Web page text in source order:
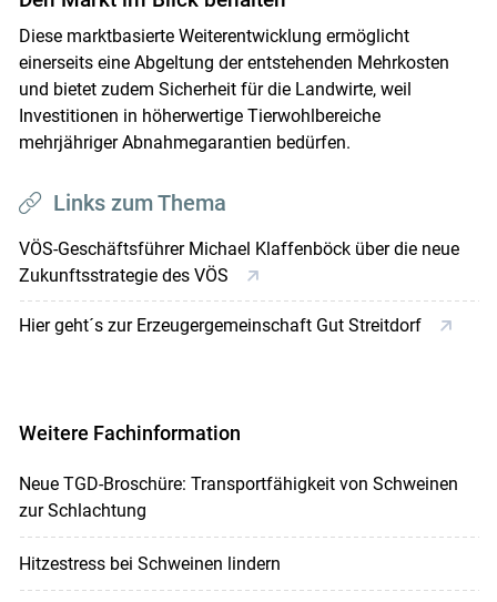
Diese marktbasierte Weiterentwicklung ermöglicht
einerseits eine Abgeltung der entstehenden Mehrkosten
und bietet zudem Sicherheit für die Landwirte, weil
Investitionen in höherwertige Tierwohlbereiche
mehrjähriger Abnahmegarantien bedürfen.
Links zum Thema
VÖS-Geschäftsführer Michael Klaffenböck über die neue
Zukunftsstrategie des VÖS
Hier geht´s zur Erzeugergemeinschaft Gut Streitdorf
Weitere Fachinformation
Neue TGD-Broschüre: Transportfähigkeit von Schweinen
zur Schlachtung
Hitzestress bei Schweinen lindern